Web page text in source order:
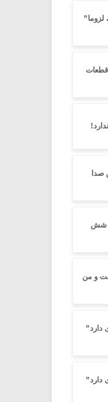
صدا
شش
و من
دارد”
دارد”